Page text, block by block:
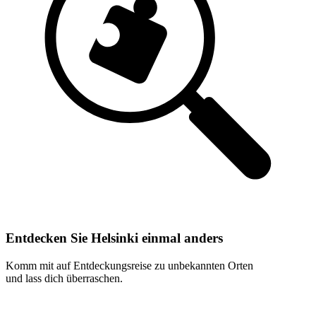
Entdecken Sie Helsinki einmal anders
Komm mit auf Entdeckungsreise zu unbekannten Orten
und lass dich überraschen.